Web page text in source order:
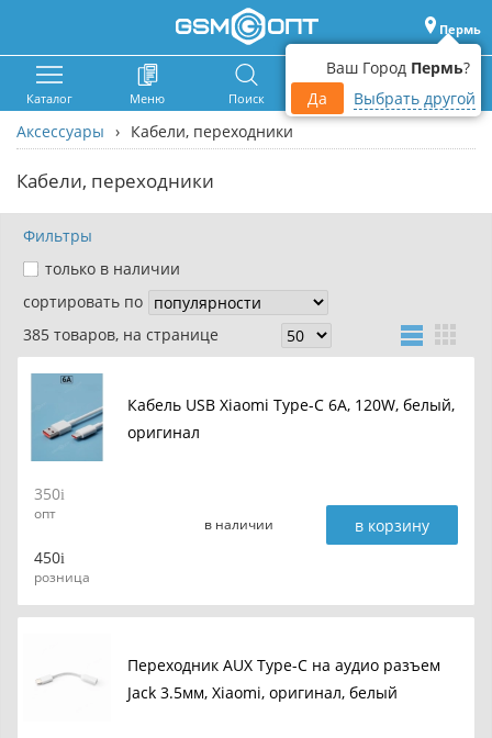
Ваш Город Пермь?
Да
Выбрать другой
Пермь
Каталог Меню Поиск Корзина Войти
Аксессуары › Кабели, переходники
Кабели, переходники
Фильтры
только в наличии
сортировать по
385 товаров, на странице
Кабель USB Xiaomi Type-C 6A, 120W, белый,
оригинал
350
опт
450
розница
в наличии в корзину
Переходник AUX Type-C на аудио разъем
Jack 3.5мм, Xiaomi, оригинал, белый